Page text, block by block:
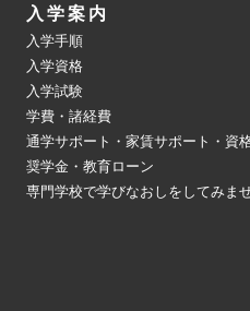
入学案内
入学手順
入学資格
入学試験
学費・諸経費
通学サポート・家賃サポート・資
奨学金・教育ローン
専門学校で学びなおしをしてみま